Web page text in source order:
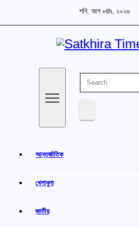
শনি. আগ ৮th, ২০২৬
Satkhira Times 24
আন্তর্জাতিক
খেলাধুলা
জাতীয়